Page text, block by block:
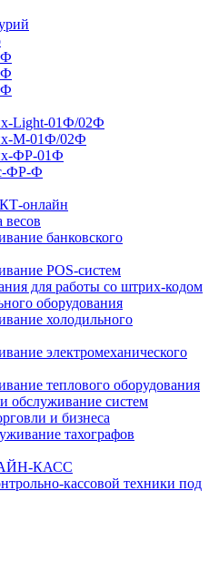
Light-01Ф/02Ф
М-01Ф/02Ф
ФР-01Ф
ФР-Ф
онлайн
весов
банковского
POS-систем
для работы со штрих-кодом
оборудования
холодильного
электромеханического
теплового оборудования
обслуживание систем
и бизнеса
тахографов
КАСС
кассовой техники под